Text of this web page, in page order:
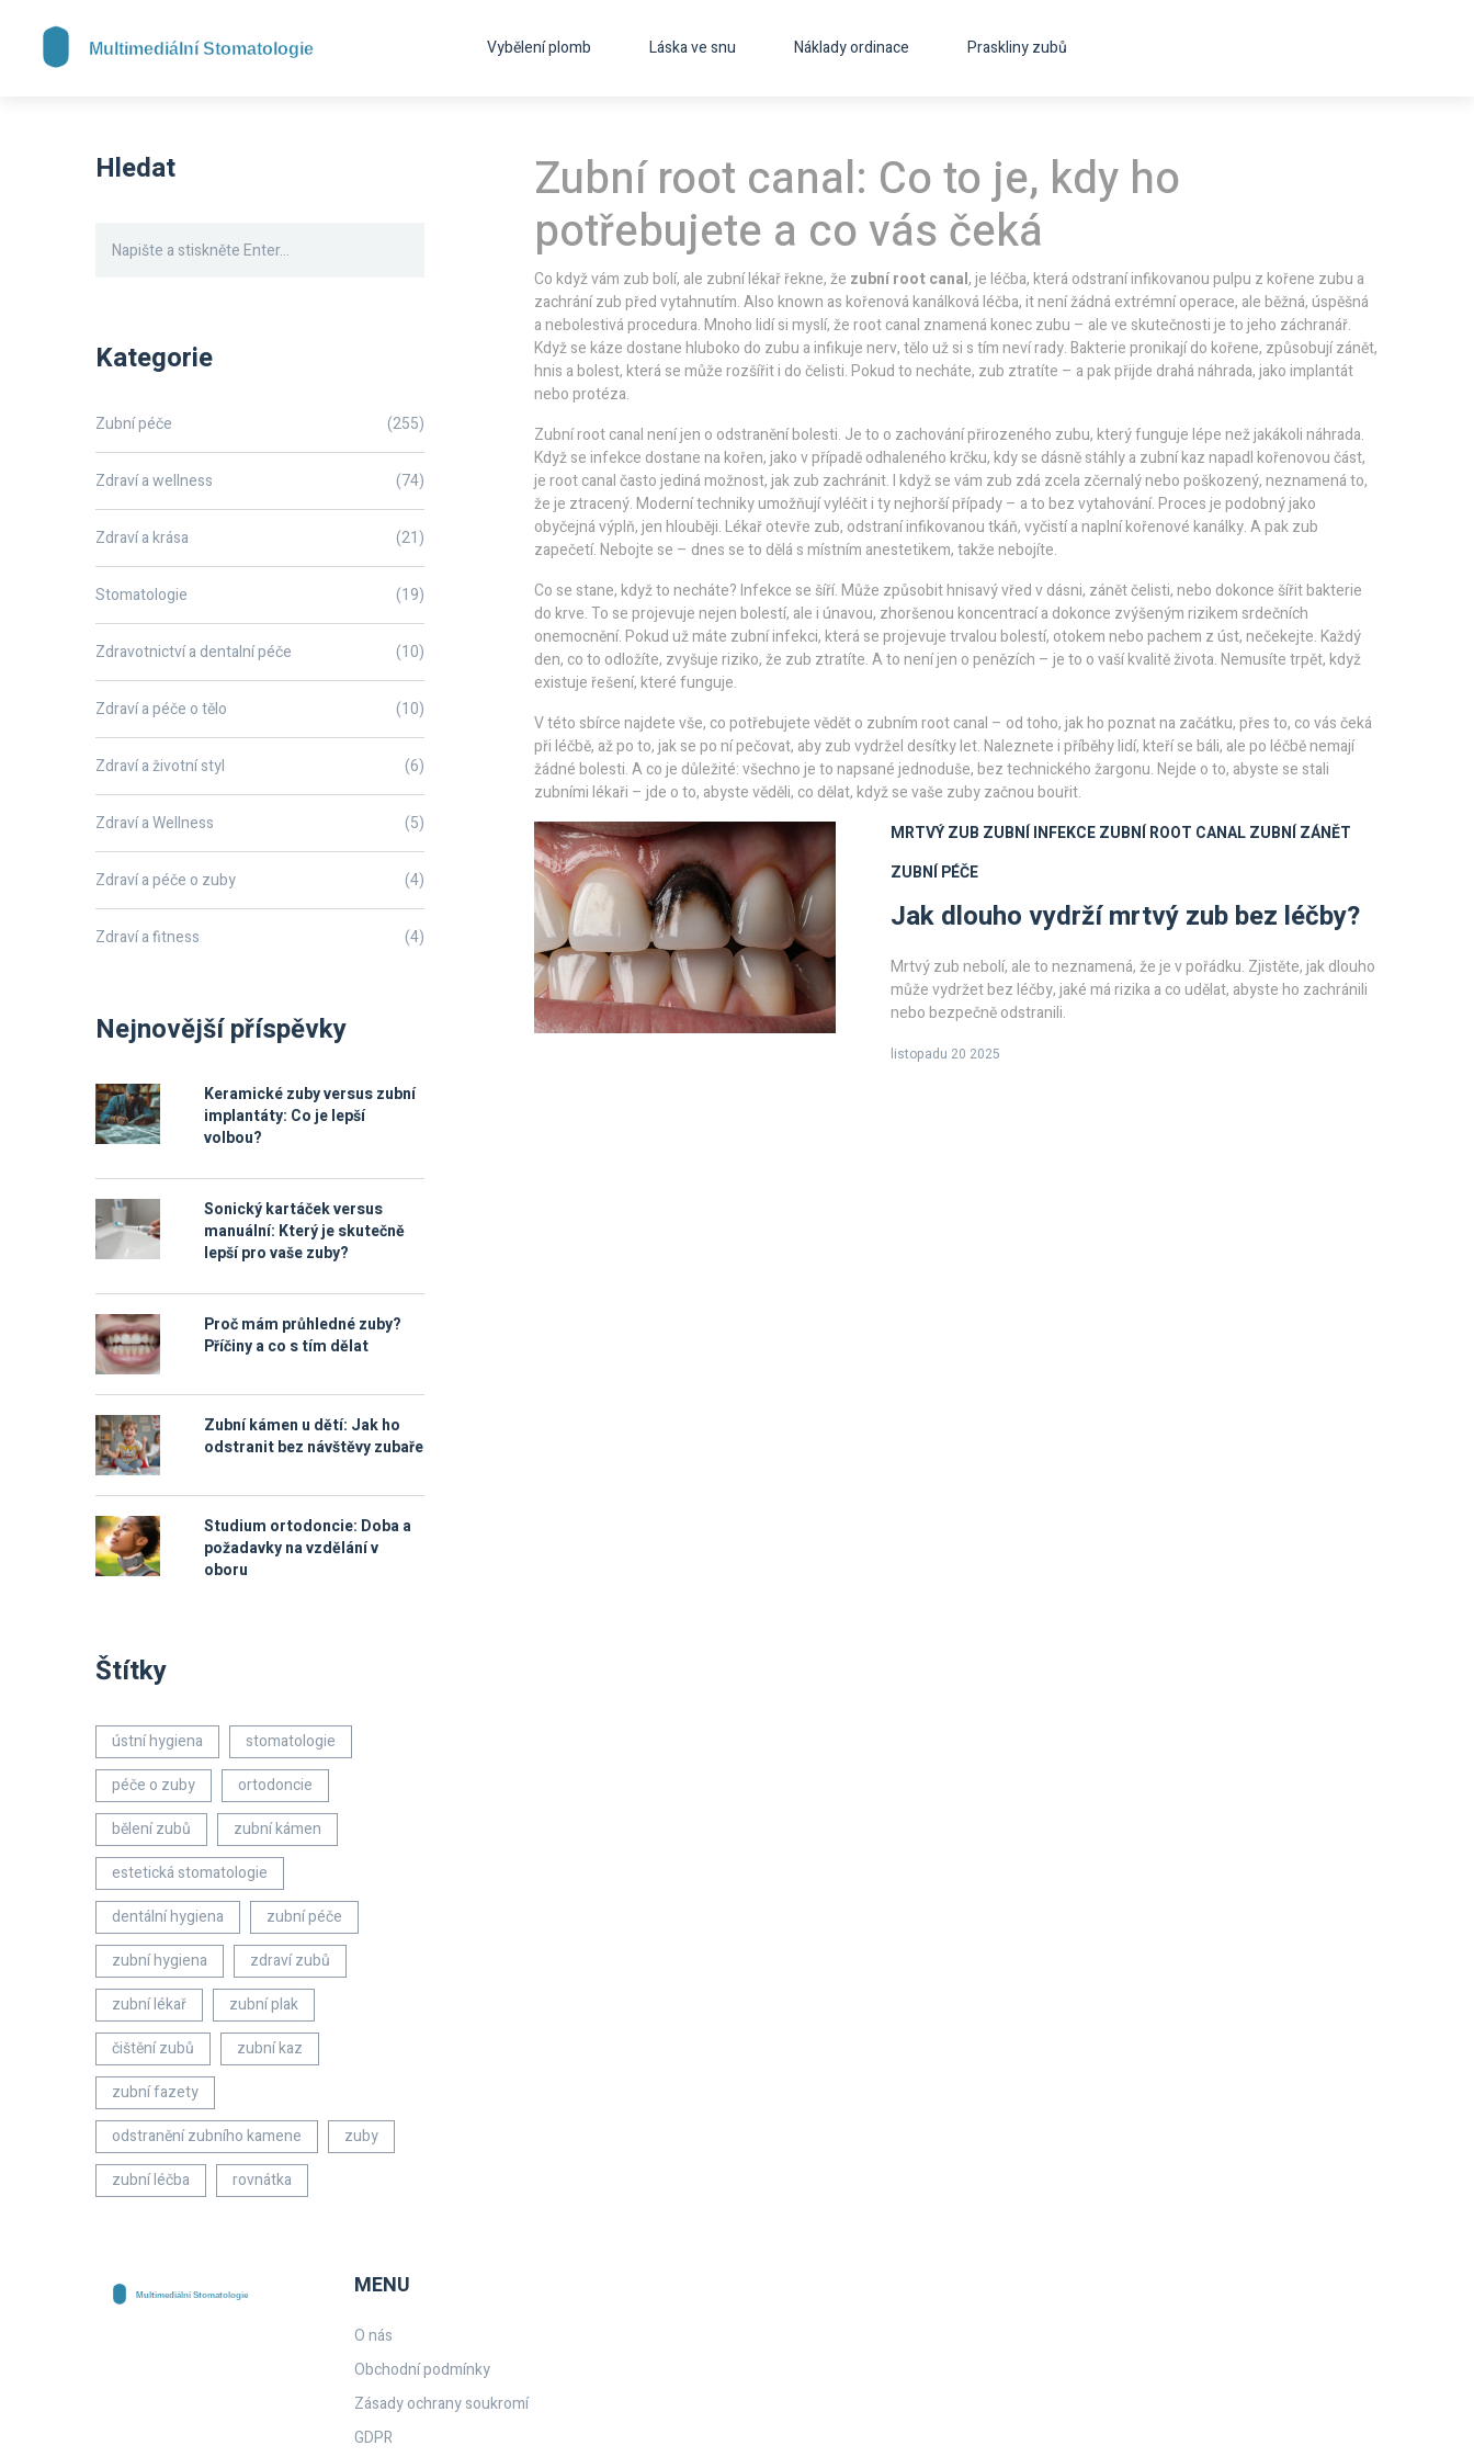
Vybělení plomb Láska ve snu Náklady ordinace Praskliny zubů
Zubní root canal: Co to je, kdy ho
potřebujete a co vás čeká
Co když vám zub bolí, ale zubní lékař řekne, že zubní root canal,je léčba, která odstraní infikovanou pulpu z kořene zubu a
zachrání zub před vytahnutím. Also known askořenová kanálková léčba, itnení žádná extrémní operace, ale běžná, úspěšná
a nebolestivá procedura.Mnoho lidí si myslí, že root canal znamená konec zubu – ale ve skutečnosti je to jeho záchranář.
Když se káze dostane hluboko do zubu a infikuje nerv, tělo už si s tím neví rady. Bakterie pronikají do kořene, způsobují zánět,
hnis a bolest, která se může rozšířit i do čelisti. Pokud to necháte, zub ztratíte – a pak přijde drahá náhrada, jako implantát
nebo protéza.
Zubní root canal není jen o odstranění bolesti. Je to o zachování přirozeného zubu, který funguje lépe než jakákoli náhrada.
Když se infekce dostane na kořen, jako v případěodhaleného krčku,kdy se dásně stáhly a zubní kaz napadl kořenovou část,
je root canal často jediná možnost, jak zub zachránit. I když se vám zub zdá zcela zčernalý nebo poškozený, neznamená to,
že je ztracený. Moderní techniky umožňují vyléčit i ty nejhorší případy – a to bez vytahování. Proces je podobný jako
obyčejná výplň, jen hlouběji. Lékař otevře zub, odstraní infikovanou tkáň, vyčistí a naplní kořenové kanálky. A pak zub
zapečetí. Nebojte se – dnes se to dělá s místním anestetikem, takže nebojíte.
Co se stane, když to necháte? Infekce se šíří. Může způsobit hnisavý vřed v dásni, zánět čelisti, nebo dokonce šířit bakterie
do krve. To se projevuje nejen bolestí, ale i únavou, zhoršenou koncentrací a dokonce zvýšeným rizikem srdečních
onemocnění. Pokud už máte zubní infekci,která se projevuje trvalou bolestí, otokem nebo pachem z úst, nečekejte. Každý
den, co to odložíte, zvyšuje riziko, že zub ztratíte. A to není jen o penězích – je to o vaší kvalitě života. Nemusíte trpět, když
existuje řešení, které funguje.
V této sbírce najdete vše, co potřebujete vědět o zubním root canal – od toho, jak ho poznat na začátku, přes to, co vás čeká
při léčbě, až po to, jak se po ní pečovat, aby zub vydržel desítky let. Naleznete i příběhy lidí, kteří se báli, ale po léčbě nemají
žádné bolesti. A co je důležité: všechno je to napsané jednoduše, bez technického žargonu. Nejde o to, abyste se stali
zubními lékaři – jde o to, abyste věděli, co dělat, když se vaše zuby začnou bouřit.
MRTVÝ ZUB ZUBNÍ INFEKCEZUBNÍ ROOT CANALZUBNÍ ZÁNĚT
ZUBNÍ PÉČE
Jak dlouho vydrží mrtvý zub bez léčby?
Mrtvý zub nebolí, ale to neznamená, že je v pořádku. Zjistěte, jak dlouho
může vydržet bez léčby, jaké má rizika a co udělat, abyste ho zachránili
nebo bezpečně odstranili.
listopadu 20 2025
Hledat
Kategorie
Zubní péče (255)
Zdraví a wellness (74)
Zdraví a krása (21)
Stomatologie (19)
Zdravotnictví a dentalní péče (10)
Zdraví a péče o tělo (10)
Zdraví a životní styl (6)
Zdraví a Wellness (5)
Zdraví a péče o zuby (4)
Zdraví a fitness (4)
Nejnovější příspěvky
Keramické zuby versus zubní
implantáty: Co je lepší
volbou?
Sonický kartáček versus
manuální: Který je skutečně
lepší pro vaše zuby?
Proč mám průhledné zuby?
Příčiny a co s tím dělat
Zubní kámen u dětí: Jak ho
odstranit bez návštěvy zubaře
Studium ortodoncie: Doba a
požadavky na vzdělání v
oboru
Štítky
ústní hygiena
stomatologie
péče o zuby
ortodoncie
bělení zubů
zubní kámen
estetická stomatologie
dentální hygiena
zubní péče
zubní hygiena
zdraví zubů
zubní lékař
zubní plak
čištění zubů
zubní kaz
zubní fazety
odstranění zubního kamene
zuby
zubní léčba
rovnátka
MENU
O nás
Obchodní podmínky
Zásady ochrany soukromí
GDPR